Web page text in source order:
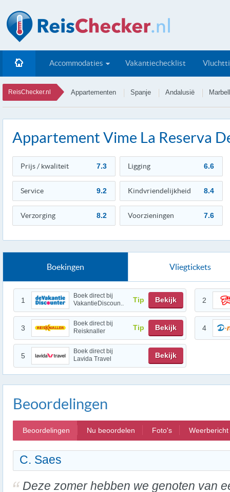
Accommodaties Vakantiechecklist
ReisChecker.nl Appartementen Spanje Andalusië
Appartement Vime La Reserva
Prijs / kwaliteit 7.3 Ligging 6.6
Service 9.2 Kindvriendelijkheid 8.4
Verzorging 8.2 Voorzieningen 7.6
Boekingen Vliegtickets
1
Boek direct bij
VakantieDiscoun..
Tip Bekijk 2
3
Boek direct bij
Reisknaller
Tip Bekijk 4
5
Boek direct bij
Lavida Travel
Bekijk
Beoordelingen
Beoordelingen Nu beoordelen Foto's Weerbericht
C. Saes
Deze zomer hebben we genoten van